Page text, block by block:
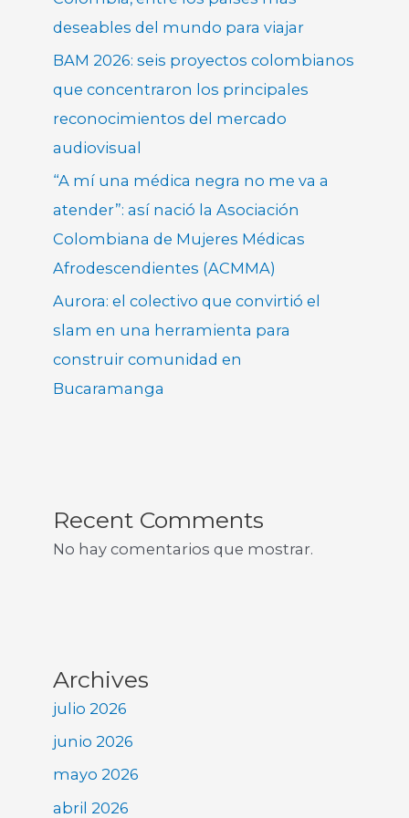
deseables del mundo para viajar
BAM 2026: seis proyectos colombianos
que concentraron los principales
reconocimientos del mercado
audiovisual
“A mí una médica negra no me va a
atender”: así nació la Asociación
Colombiana de Mujeres Médicas
Afrodescendientes (ACMMA)
Aurora: el colectivo que convirtió el
slam en una herramienta para
construir comunidad en
Bucaramanga
Recent Comments
No hay comentarios que mostrar.
Archives
julio 2026
junio 2026
mayo 2026
abril 2026